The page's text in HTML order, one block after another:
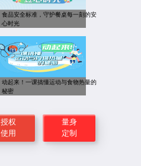
食品安全标准，守护餐桌每一刻的安
心时光
动起来！一课搞懂运动与食物热量的
秘密
授权
使用
量身
定制